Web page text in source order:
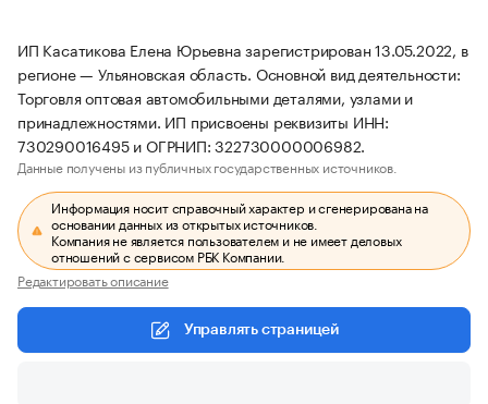
ИП Касатикова Елена Юрьевна зарегистрирован 13.05.2022, в
регионе — Ульяновская область. Основной вид деятельности:
Торговля оптовая автомобильными деталями, узлами и
принадлежностями. ИП присвоены реквизиты ИНН:
730290016495 и ОГРНИП: 322730000006982.
Данные получены из публичных государственных источников.
Информация носит справочный характер и сгенерирована на
основании данных из открытых источников.
Компания не является пользователем и не имеет деловых
отношений с сервисом РБК Компании.
Редактировать описание
Управлять страницей